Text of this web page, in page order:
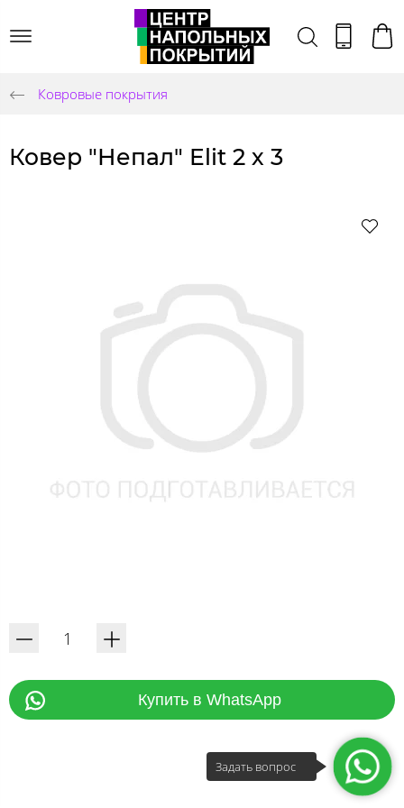
Ковровые покрытия
Ковер "Непал" Elit 2 х 3
Купить в WhatsApp
Задать вопрос